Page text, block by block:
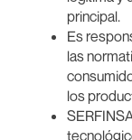
principal.
Es
las
los